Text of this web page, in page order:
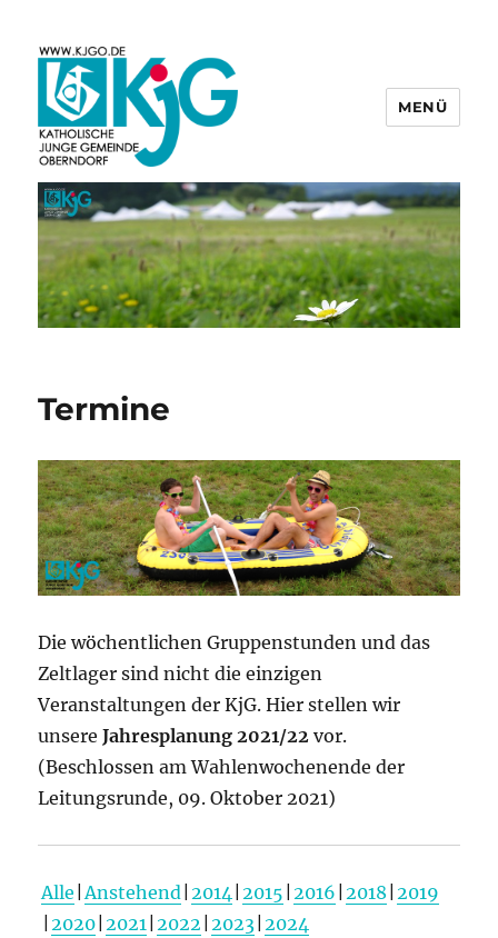
KjG Oberndorf
MENÜ
Termine
Die wöchentlichen Gruppenstunden und das
Zeltlager sind nicht die einzigen
Veranstaltungen der KjG. Hier stellen wir
unsereJahresplanung 2021/22 vor.
(Beschlossen am Wahlenwochenende der
Leitungsrunde, 09. Oktober 2021)
Alle Anstehend 2014 2015 2016 2018 2019
2020 2021 2022 2023 2024